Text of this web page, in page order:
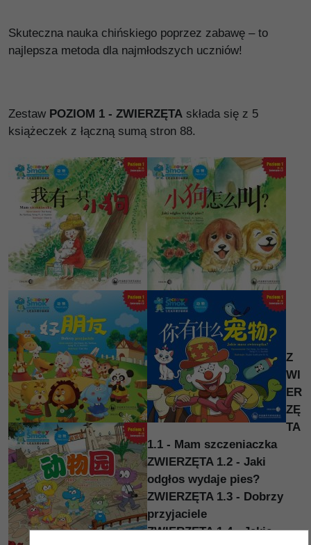
Skuteczna nauka chińskiego poprzez zabawę – to
najlepsza metoda dla najmłodszych uczniów!
Zestaw POZIOM 1 - ZWIERZĘTA składa się z 5
książeczek z łączną sumą stron 88.
Z
WI
ER
ZĘ
TA
1.1 - Mam szczeniaczka
ZWIERZĘTA 1.2 - Jaki
odgłos wydaje pies?
ZWIERZĘTA 1.3 - Dobrzy
przyjaciele
ZWIERZĘTA 1.4 - Jakie